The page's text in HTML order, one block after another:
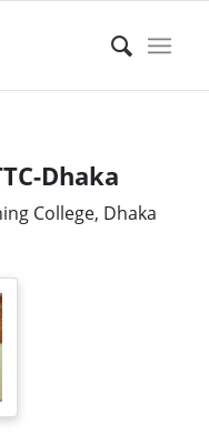
Dhaka
College, Dhaka